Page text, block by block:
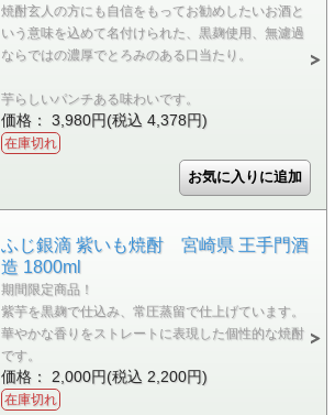
焼酎玄人の方にも自信をもってお勧めしたいお酒と
いう意味を込めて名付けられた、黒麹使用、無濾過
ならではの濃厚でとろみのある口当たり。
芋らしいパンチある味わいです。
価格： 3,980円(税込 4,378円)
在庫切れ
ふじ銀滴 紫いも焼酎 宮崎県 王手門酒
造 1800ml
期間限定商品！
紫芋を黒麹で仕込み、常圧蒸留で仕上げています。
華やかな香りをストレートに表現した個性的な焼酎
です。
価格： 2,000円(税込 2,200円)
在庫切れ